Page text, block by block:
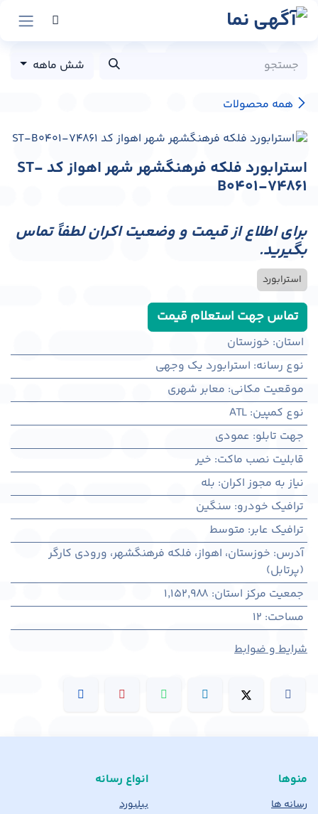
پرش به محتوا
همه محصولات
شش ماهه
استرابورد فلکه فرهنگشهر شهر اهواز کد ST-
B0401-74861
برای اطلاع از قیمت و وضعیت اکران لطفاً تماس
بگیرید.
استرابورد
تماس جهت استعلام قیمت
استان: خوزستان
نوع رسانه: استرابورد یک وجهی
موقعیت مکانی: معابر شهری
نوع کمپین:
ATL
جهت تابلو: عمودی
قابلیت نصب ماکت: خیر
نیاز به مجوز اکران: بله
ترافیک خودرو: سنگین
ترافیک عابر: متوسط
آدرس: خوزستان، اهواز، فلکه فرهنگشهر، ورودی کارگر
(پرتابل)
جمعیت مرکز استان:
1,152,988
مساحت:
12
شرایط و ضوابط
منوها
رسانه ها
انواع رسانه
بیلبورد